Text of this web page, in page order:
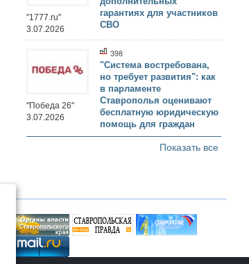
гарантиях для участников
СВО
"1777.ru"
3.07.2026
398
"Система востребована,
но требует развития": как
в парламенте
Ставрополья оценивают
бесплатную юридическую
помощь для граждан
"Победа 26"
3.07.2026
Показать все